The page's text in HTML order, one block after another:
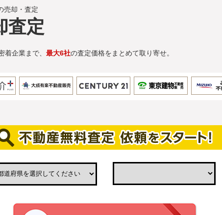
売却・査定
査定
企業まで、 最大6社の査定価格をまとめて取り寄せ。